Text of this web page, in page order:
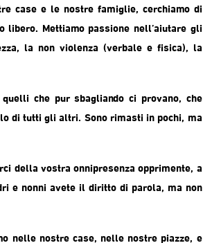
case e le nostre famiglie, cerchiamo di
Mettiamo passione nell’aiutare gli
la non violenza (verbale e fisica), la
che pur sbagliando ci provano, che
di tutti gli altri. Sono rimasti in pochi, ma
della vostra onnipresenza opprimente, a
e nonni avete il diritto di parola, ma non
nelle nostre case, nelle nostre piazze, e